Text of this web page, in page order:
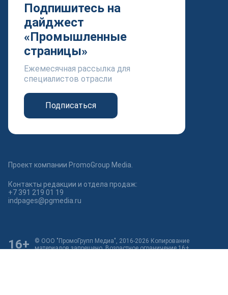
Подпишитесь на
дайджест
«Промышленные
страницы»
Ежемесячная рассылка для
специалистов отрасли
Подписаться
Проект компании PromoGroup Media.
Контакты редакции и отдела продаж:
+7 391 219 01 19
indpages@pgmedia.ru
© ООО "ПромоГрупп Медиа", 2016-2026 Копирование
материалов запрещено. Возрастное ограничение 16+
16+